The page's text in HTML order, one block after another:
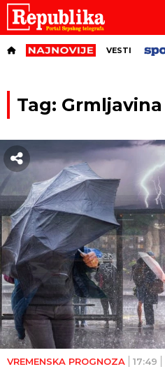
VESTI
Tag: Grmljavina
VREMENSKA PROGNOZA 17:49